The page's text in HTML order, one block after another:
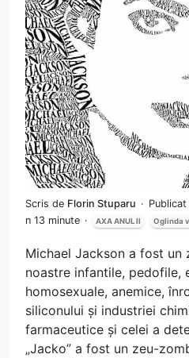
Scris de Florin Stuparu
n 13 minute
AXA ANUL II Oglinda
Michael Jackson a fost
noastre infantile, pedofile,
homosexuale, anemice,
siliconului și industriei
farmaceutice și celei a
„Jacko” a fost un zeu-